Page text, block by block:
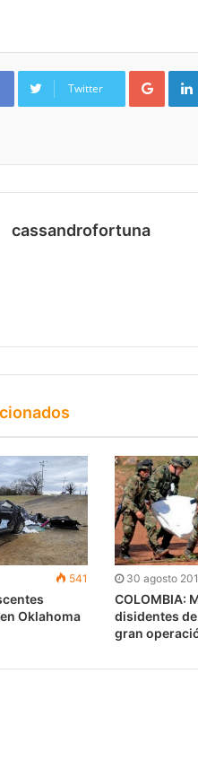
Twitter
cassandrofortuna
541
Oklahoma
30 agosto
COLOMBIA:
disidentes de
gran